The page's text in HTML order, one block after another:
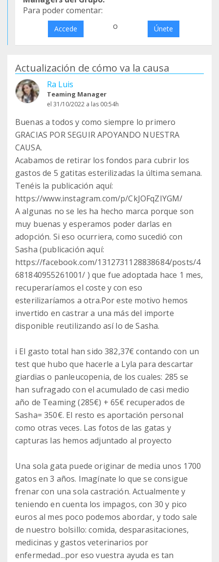
Para poder comentar:
Accede o Únete
Actualización de cómo va la causa
Ra Luis
Teaming Manager
el 31/10/2022 a las 00:54h
Buenas a todos y como siempre lo primero
GRACIAS POR SEGUIR APOYANDO NUESTRA
CAUSA.
Acabamos de retirar los fondos para cubrir los
gastos de 5 gatitas esterilizadas la última semana.
Tenéis la publicación aquí:
https://www.instagram.com/p/CkJOFqZIYGM/
A algunas no se les ha hecho marca porque son
muy buenas y esperamos poder darlas en
adopción. Si eso ocurriera, como sucedió con
Sasha (publicación aquí:
https://facebook.com/1312731128838684/posts/4
681840955261001/ ) que fue adoptada hace 1 mes,
recuperaríamos el coste y con eso
esterilizaríamos a otra.Por este motivo hemos
invertido en castrar a una más del importe
disponible reutilizando así lo de Sasha.
ℹ️ El gasto total han sido 382,37€ contando con un
test que hubo que hacerle a Lyla para descartar
giardias o panleucopenia, de los cuales: 285 se
han sufragado con el acumulado de casi medio
año de Teaming (285€) + 65€ recuperados de
Sasha= 350€. El resto es aportación personal
como otras veces. Las fotos de las gatas y
capturas las hemos adjuntado al proyecto
Una sola gata puede originar de media unos 1700
gatos en 3 años. Imagínate lo que se consigue
frenar con una sola castración. Actualmente y
teniendo en cuenta los impagos, con 30 y pico
euros al mes poco podemos abordar, y todo sale
de nuestro bolsillo: comida, desparasitaciones,
medicinas y gastos veterinarios por
enfermedad...por eso vuestra ayuda es tan